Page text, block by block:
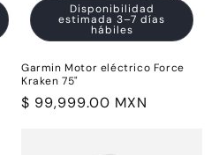
Disponibilidad
estimada 3–7 días
hábiles
Garmin Motor eléctrico Force
Kraken 75"
Precio
$ 99,999.00 MXN